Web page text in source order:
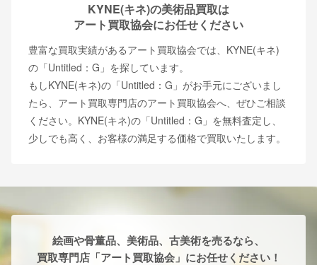
KYNE(キネ)の美術品買取は
アート買取協会にお任せください
豊富な買取実績があるアート買取協会では、KYNE(キネ)
の「Untitled：G」を探しています。
もしKYNE(キネ)の「Untitled：G」がお手元にございまし
たら、アート買取専門店のアート買取協会へ、ぜひご相談
ください。KYNE(キネ)の「Untitled：G」を無料査定し、
少しでも高く、お客様の満足する価格で買取いたします。
絵画や骨董品、美術品、古美術を売るなら、
買取専門店「アート買取協会」にお任せください！